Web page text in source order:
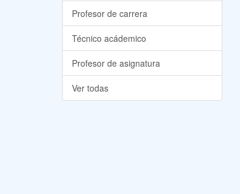
Profesor de carrera
Técnico acádemico
Profesor de asignatura
Ver todas